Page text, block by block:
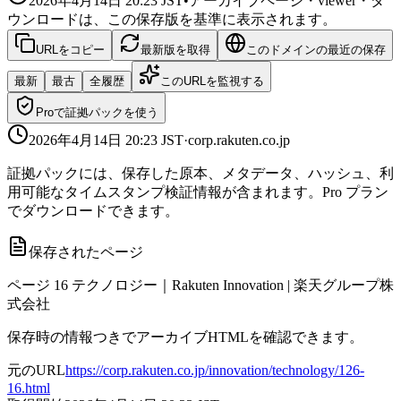
ウンロードは、この保存版を基準に表示されます。
URLをコピー 最新版を取得 このドメインの最近の保存
最新 最古 全履歴 このURLを監視する
Proで証拠パックを使う
2026年4月14日 20:23 JST·corp.rakuten.co.jp
証拠パックには、保存した原本、メタデータ、ハッシュ、利
用可能なタイムスタンプ検証情報が含まれます。Pro プラン
でダウンロードできます。
保存されたページ
ページ 16 テクノロジー｜Rakuten Innovation | 楽天グループ株
式会社
保存時の情報つきでアーカイブHTMLを確認できます。
元のURLhttps://corp.rakuten.co.jp/innovation/technology/126-
16.html